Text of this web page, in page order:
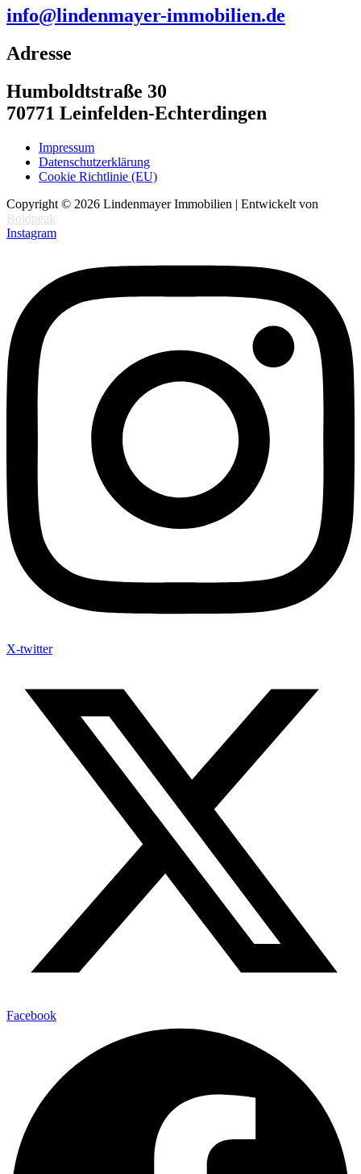
info@lindenmayer-immobilien.de
Adresse
Humboldtstraße 30
70771 Leinfelden-Echterdingen
Impressum
Datenschutzerklärung
Cookie Richtlinie (EU)
Copyright © 2026 Lindenmayer Immobilien | Entwickelt von
Boldpeak
Instagram
X-twitter
Facebook